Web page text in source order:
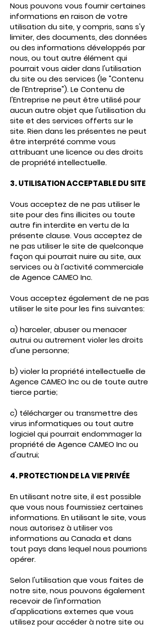
Nous pouvons vous fournir certaines
informations en raison de votre
utilisation du site, y compris, sans s'y
limiter, des documents, des données
ou des informations développés par
nous, ou tout autre élément qui
pourrait vous aider dans l'utilisation
du site ou des services (le "Contenu
de l'Entreprise"). Le Contenu de
l'Entreprise ne peut être utilisé pour
aucun autre objet que l'utilisation du
site et des services offerts sur le
site. Rien dans les présentes ne peut
être interprété comme vous
attribuant une licence ou des droits
de propriété intellectuelle.
3. UTILISATION ACCEPTABLE DU SITE
Vous acceptez de ne pas utiliser le
site pour des fins illicites ou toute
autre fin interdite en vertu de la
présente clause. Vous acceptez de
ne pas utiliser le site de quelconque
façon qui pourrait nuire au site, aux
services ou à l'activité commerciale
de Agence CAMEO Inc.
Vous acceptez également de ne pas
utiliser le site pour les fins suivantes:
a) harceler, abuser ou menacer
autrui ou autrement violer les droits
d'une personne;
b) violer la propriété intellectuelle de
Agence CAMEO Inc ou de toute autre
tierce partie;
c) télécharger ou transmettre des
virus informatiques ou tout autre
logiciel qui pourrait endommager la
propriété de Agence CAMEO Inc ou
d'autrui;
4. PROTECTION DE LA VIE PRIVÉE
En utilisant notre site, il est possible
que vous nous fournissiez certaines
informations. En utilisant le site, vous
nous autorisez à utiliser vos
informations au Canada et dans
tout pays dans lequel nous pourrions
opérer.
Selon l'utilisation que vous faites de
notre site, nous pouvons également
recevoir de l'information
d'applications externes que vous
utilisez pour accéder à notre site ou